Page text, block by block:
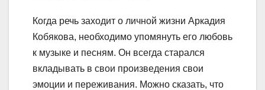
Когда речь заходит о личной жизни Аркадия
Кобякова, необходимо упомянуть его любовь
к музыке и песням. Он всегда старался
вкладывать в свои произведения свои
эмоции и переживания. Можно сказать, что